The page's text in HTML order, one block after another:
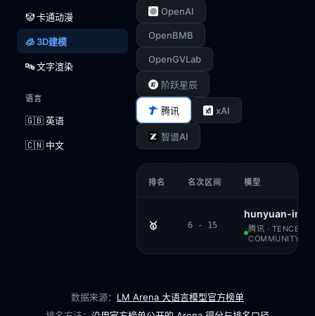
🤡 卡通动漫
🧊 3D建模
🔤 文字渲染
语言
🇬🇧 英语
🇨🇳 中文
OpenAI
OpenBMB
OpenGVLab
阶跃星辰
腾讯 xAI
智谱AI
排名 名次区间 模型
🥇 6 - 15
hunyuan-
腾讯 ·
COMMUNITY
数据来源： LM Arena 大语言模型官方榜单